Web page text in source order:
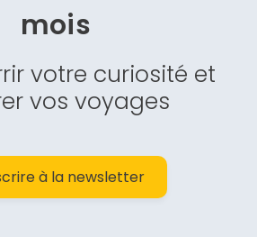
mois
votre curiosité et
vos voyages
à la newsletter